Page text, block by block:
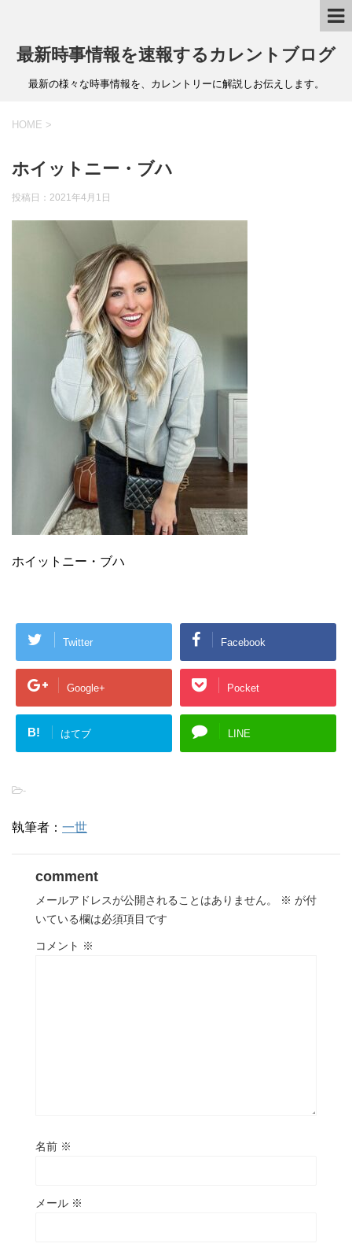
最新時事情報を速報するカレントブログ
最新の様々な時事情報を、カレントリーに解説しお伝えします。
HOME >
ホイットニー・ブハ
投稿日： 2021年4月1日
ホイットニー・ブハ
Twitter Facebook
Google+ Pocket
B! はてブ LINE
-
執筆者： 一世
comment
メールアドレスが公開されることはありません。 ※ が付
いている欄は必須項目です
コメント ※
名前 ※
メール ※